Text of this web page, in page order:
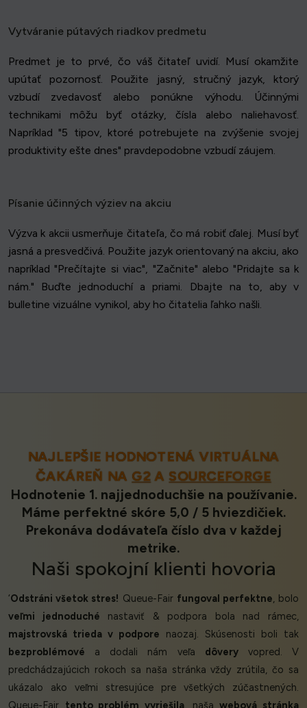
Vytváranie pútavých riadkov predmetu
Predmet je to prvé, čo váš čitateľ uvidí. Musí okamžite
upútať pozornosť. Použite jasný, stručný jazyk, ktorý
vzbudí zvedavosť alebo ponúkne výhodu. Účinnými
technikami môžu byť otázky, čísla alebo naliehavosť.
Napríklad "5 tipov, ktoré potrebujete na zvýšenie svojej
produktivity ešte dnes" pravdepodobne vzbudí záujem.
Písanie účinných výziev na akciu
Výzva k akcii usmerňuje čitateľa, čo má robiť ďalej. Musí byť
jasná a presvedčivá. Použite jazyk orientovaný na akciu, ako
napríklad "Prečítajte si viac", "Začnite" alebo "Pridajte sa k
nám." Buďte jednoduchí a priami. Dbajte na to, aby v
bulletine vizuálne vynikol, aby ho čitatelia ľahko našli.
NAJLEPŠIE HODNOTENÁ VIRTUÁLNA
ČAKÁREŇ NAG2 A SOURCEFORGE
Hodnotenie 1. najjednoduchšie na používanie.
Máme perfektné skóre 5,0 / 5 hviezdičiek.
Prekonáva dodávateľa číslo dva v každej
metrike.
Naši spokojní klienti hovoria
‘Odstráni všetok stres! Queue-Fair fungoval perfektne, bolo
veľmi jednoduché nastaviť & podpora bola nad rámec,
majstrovská trieda v podpore naozaj. Skúsenosti boli tak
bezproblémové a dodali nám veľa dôveryvopred. V
predchádzajúcich rokoch sa naša stránka vždy zrútila, čo sa
ukázalo ako veľmi stresujúce pre všetkých zúčastnených.
Queue-Fair tento problém vyriešila, našawebová stránka